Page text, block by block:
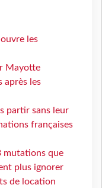
les
Mayotte
après les
partir sans leur
françaises
mutations que
plus ignorer
de location